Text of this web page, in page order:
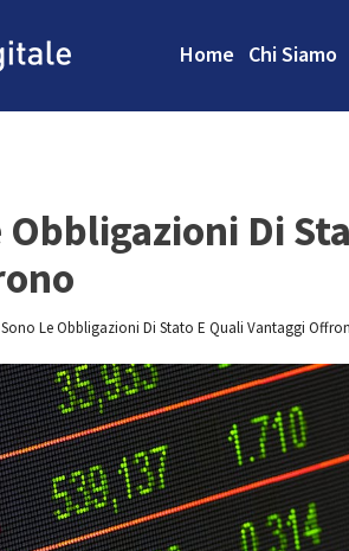
Home Chi Siamo
Obbligazioni Di
Le Obbligazioni Di Stato E Quali Vantaggi